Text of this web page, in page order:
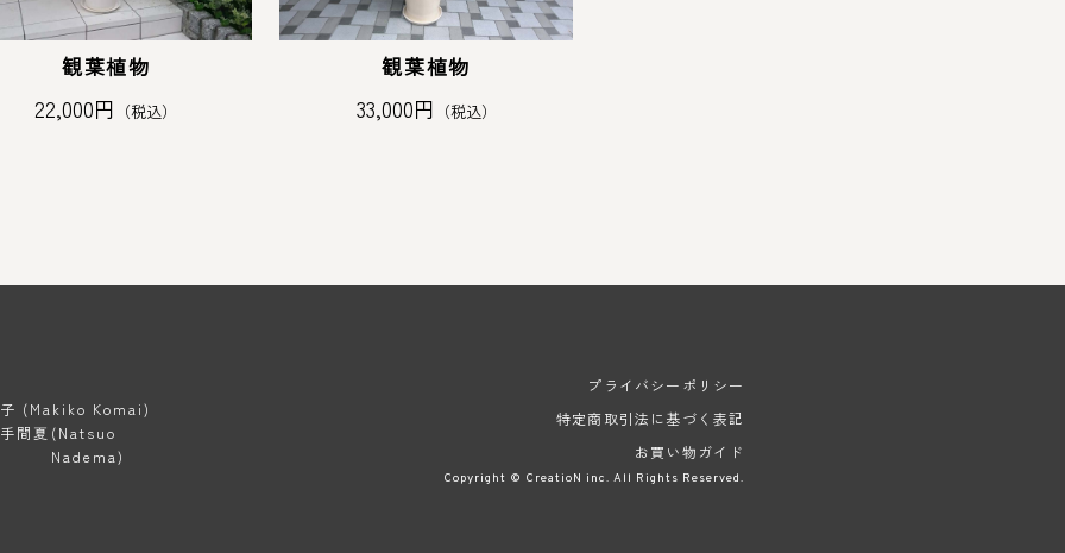
観葉植物
22,000円 （税込）
観葉植物
33,000円 （税込）
(Makiko Komai)
間夏 (Natsuo
Nadema)
プライバシーポリシー
特定商取引法に基づく表記
お買い物ガイド
Copyright © CreatioN inc. All Rights Reserved.